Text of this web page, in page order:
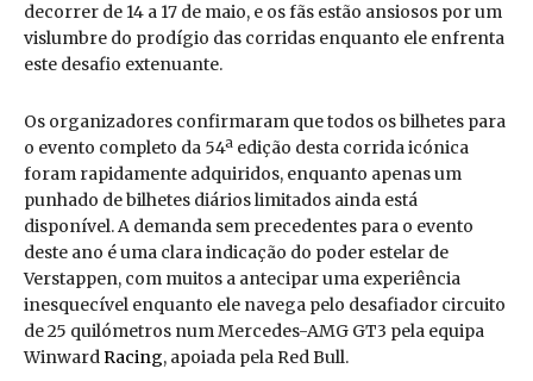
decorrer de 14 a 17 de maio, e os fãs estão ansiosos por um
vislumbre do prodígio das corridas enquanto ele enfrenta
este desafio extenuante.
Os organizadores confirmaram que todos os bilhetes para
o evento completo da 54ª edição desta corrida icónica
foram rapidamente adquiridos, enquanto apenas um
punhado de bilhetes diários limitados ainda está
disponível. A demanda sem precedentes para o evento
deste ano é uma clara indicação do poder estelar de
Verstappen, com muitos a antecipar uma experiência
inesquecível enquanto ele navega pelo desafiador circuito
de 25 quilómetros num Mercedes-AMG GT3 pela equipa
WinwardRacing, apoiada pela Red Bull.